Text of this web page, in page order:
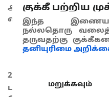
அளவிற்கு
வடிந்த மண்ணில்
27 முதல் 30 டிகிரி
பகல்நேர
குக்கீ பற்றிய
இந்த
நல்லதொரு
தருவதற்கு
தனியுரிமை
மறுக்கவும்